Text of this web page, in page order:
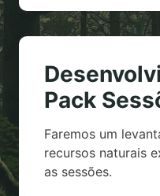
Pack
Faremos um
recursos naturais
as sessões.